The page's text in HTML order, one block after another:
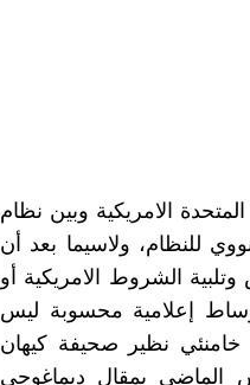
الامريکية وبين نظام
للنظام، ولاسيما بعد أن
الشروط الامريکية أو
إعلامية محسوبة ليس
نظير صحيفة کيهان
الماضي بمقال ديماغوجي